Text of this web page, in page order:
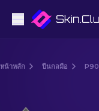
หน้าหลัก ปืนกลมือ P90